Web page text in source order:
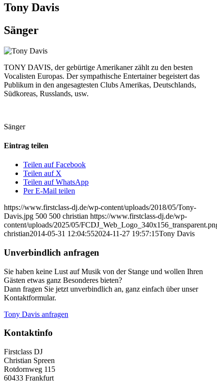
Tony Davis
Sänger
TONY DAVIS, der gebürtige Amerikaner zählt zu den besten
Vocalisten Europas. Der sympathische Entertainer begeistert das
Publikum in den angesagtesten Clubs Amerikas, Deutschlands,
Südkoreas, Russlands, usw.
Sänger
Eintrag teilen
Teilen auf Facebook
Teilen auf X
Teilen auf WhatsApp
Per E-Mail teilen
https://www.firstclass-dj.de/wp-content/uploads/2018/05/Tony-
Davis.jpg 500 500 christian https://www.firstclass-dj.de/wp-
content/uploads/2025/05/
christian2014-05-31 12:04:552024-11-27 19:57:15Tony Davis
Unverbindlich anfragen
Sie haben keine Lust auf Musik von der Stange und wollen Ihren
Gästen etwas ganz Besonderes bieten?
Dann fragen Sie jetzt unverbindlich an, ganz einfach über unser
Kontaktformular.
Tony Davis anfragen
Kontaktinfo
Firstclass DJ
Christian Spreen
Rotdornweg 115
60433 Frankfurt